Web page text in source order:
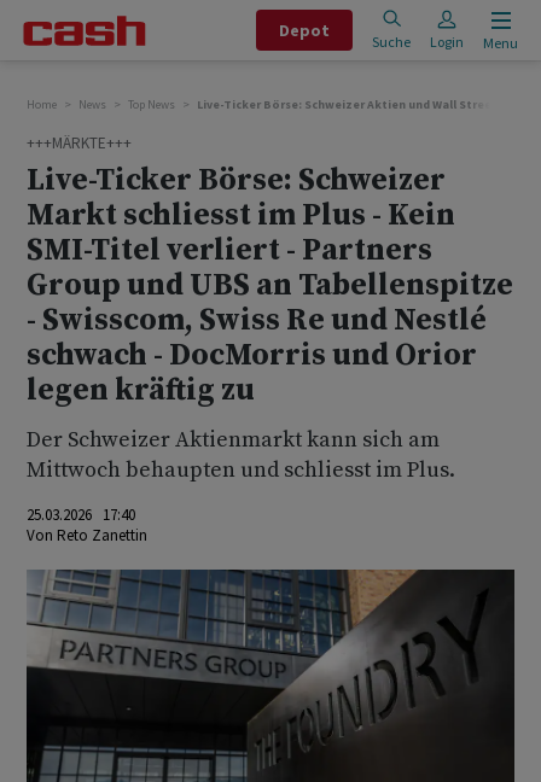
Depot
Suche Login Menu
Home News Top News Live-Ticker Börse: Schweizer Aktien und Wall Street im
+++MÄRKTE+++
Live-Ticker Börse: Schweizer
Markt schliesst im Plus - Kein
SMI-Titel verliert - Partners
Group und UBS an Tabellenspitze
- Swisscom, Swiss Re und Nestlé
schwach - DocMorris und Orior
legen kräftig zu
Der Schweizer Aktienmarkt kann sich am
Mittwoch behaupten und schliesst im Plus.
25.03.2026 17:40
Von Reto Zanettin